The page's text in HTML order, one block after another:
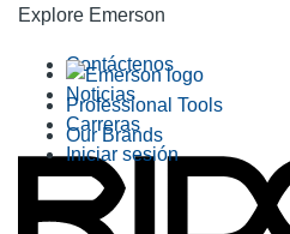
Explore Emerson
Professional Tools
Our Brands
Contáctenos
Noticias
Carreras
Iniciar sesión